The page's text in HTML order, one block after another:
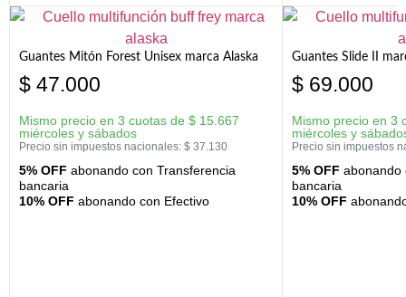
Guantes Mitón Forest Unisex marca Alaska
$ 47.000
Mismo precio en 3 cuotas de $ 15.667
miércoles y sábados
Precio sin impuestos nacionales: $ 37.130
5% OFF abonando con Transferencia
bancaria
10% OFF abonando con Efectivo
Guantes Slide II
$ 69.000
Mismo precio en 3
miércoles y
Precio sin impuestos
5% OFF abonando
bancaria
10% OFF